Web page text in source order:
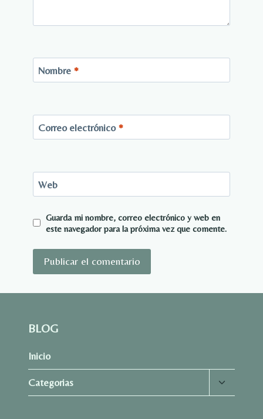
Nombre *
Correo electrónico *
Web
Guarda mi nombre, correo electrónico y web en
este navegador para la próxima vez que comente.
BLOG
Inicio
Categorias
Alternar
menú